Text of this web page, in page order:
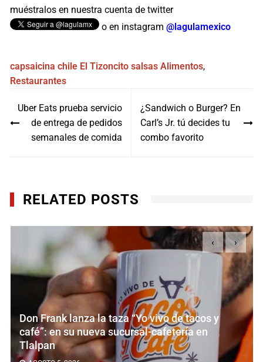
muéstralos en nuestra cuenta de twitter
o en instagram@lagulamexico
capsaicina chile El Tizoncito salsas Alimentos,
Restaurantes
de
entradas
Uber Eats prueba servicio
de entrega de pedidos
semanales de comida
¿Sandwich o Burger? En
Carl’s Jr. tú decides tu
combo favorito
RELATED POSTS
“Yo vivo de tacos y
cafetería en
Sal e Brasa
brasileño y los
AGOSTO 5, 2026
‹ ›